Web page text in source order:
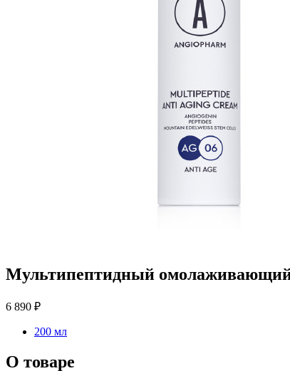
Мультипептидный
6 890 ₽
200 мл
О товаре